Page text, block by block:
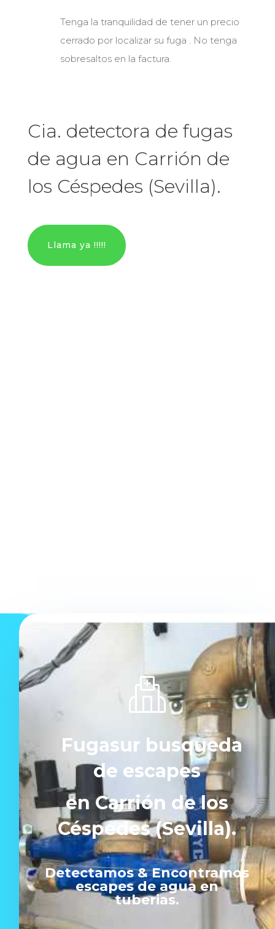
Tenga la tranquilidad de tener un precio
cerrado por localizar su fuga . No tenga
sobresaltos en la factura.
Cia. detectora de fugas
de agua en Carrión de
los Céspedes (Sevilla).
Llama ya !!!!!
Fugasur busqueda
de escapes
en Carrión de los
Céspedes (Sevilla).
Detectamos & Encontramos
escapes de agua en
tuberias.